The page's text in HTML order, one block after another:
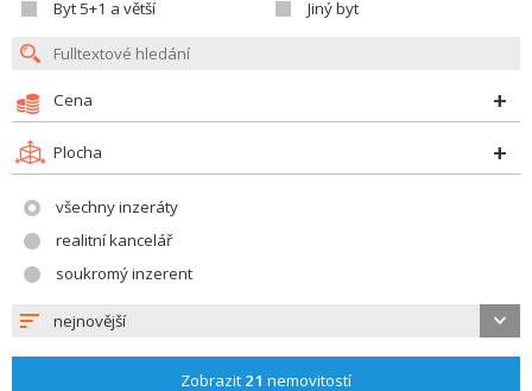
Byt 5+1 a větší
Jiný byt
Cena
Plocha
všechny inzeráty
realitní kancelář
soukromý inzerent
nejnovější
Zobrazit 21 nemovitostí